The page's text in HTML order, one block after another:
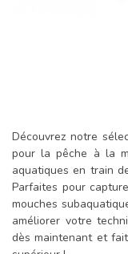
Découvrez notre
pour la pêche à la
aquatiques en train
Parfaites pour
mouches
améliorer votre
dès maintenant et